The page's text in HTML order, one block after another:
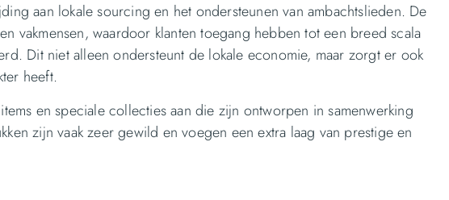
aan lokale sourcing en het ondersteunen van ambachtslieden. De
vakmensen, waardoor klanten toegang hebben tot een breed scala
Dit niet alleen ondersteunt de lokale economie, maar zorgt er ook
heeft.
en speciale collecties aan die zijn ontworpen in samenwerking
zijn vaak zeer gewild en voegen een extra laag van prestige en